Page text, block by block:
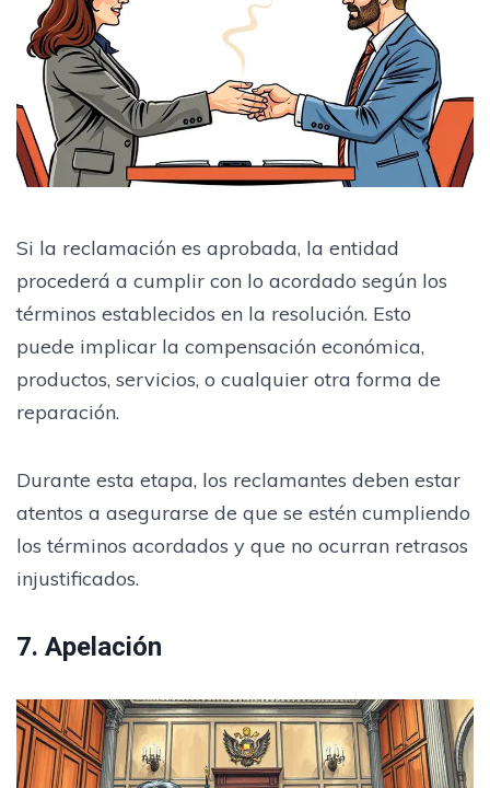
Si la reclamación es aprobada, la entidad
procederá a cumplir con lo acordado según los
términos establecidos en la resolución. Esto
puede implicar la compensación económica,
productos, servicios, o cualquier otra forma de
reparación.
Durante esta etapa, los reclamantes deben estar
atentos a asegurarse de que se estén cumpliendo
los términos acordados y que no ocurran retrasos
injustificados.
7. Apelación